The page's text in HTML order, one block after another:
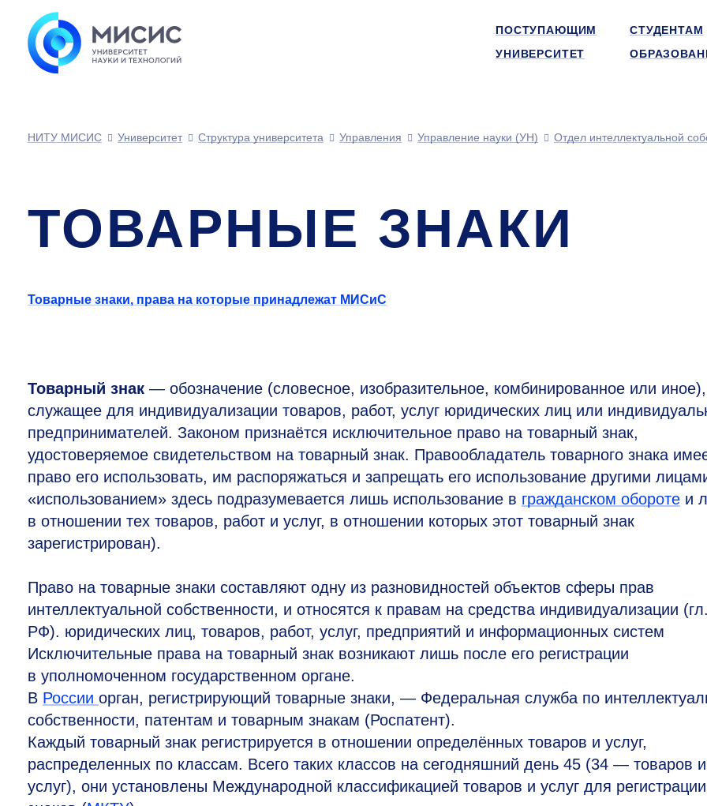
ПОСТУПАЮЩИМ СТУДЕНТАМ
УНИВЕРСИТЕТ
НИТУ МИСИС Университет Структура университета Управления Управление науки (УН) Отдел интеллектуальной
ТОВАРНЫЕ ЗНАКИ
Товарные знаки, права на которые принадлежат МИСиС
Товарный знак — обозначение (словесное, изобразительное, комбинированное или иное),
служащее для индивидуализации товаров, работ, услуг юридических лиц или
предпринимателей. Законом признаётся исключительное право на товарный знак,
удостоверяемое свидетельством на товарный знак. Правообладатель товарного знака
право его использовать, им распоряжаться и запрещать его использование другими
«использованием» здесь подразумевается лишь использование в гражданском обороте и
в отношении тех товаров, работ и услуг, в отношении которых этот товарный знак
зарегистрирован).
Право на товарные знаки составляют одну из разновидностей объектов сферы прав
интеллектуальной собственности, и относятся к правам на средства индивидуализации
РФ). юридических лиц, товаров, работ, услуг, предприятий и информационных систем
Исключительные права на товарный знак возникают лишь после его регистрации
в уполномоченном государственном органе.
В России орган, регистрирующий товарные знаки, — Федеральная служба по
собственности, патентам и товарным знакам (Роспатент).
Каждый товарный знак регистрируется в отношении определённых товаров и услуг,
распределенных по классам. Всего таких классов на сегодняшний день 45 (34 — товаров
услуг), они установлены Международной классификацией товаров и услуг для регистрации